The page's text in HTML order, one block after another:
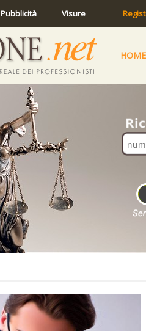
Pubblicità Visure
HOME